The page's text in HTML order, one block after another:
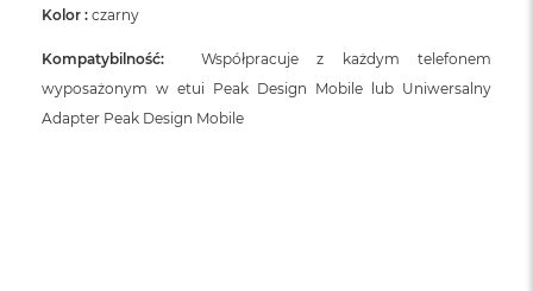
Kolor : czarny
Kompatybilność: Współpracuje z każdym telefonem
wyposażonym w etui Peak Design Mobile lub Uniwersalny
Adapter Peak Design Mobile